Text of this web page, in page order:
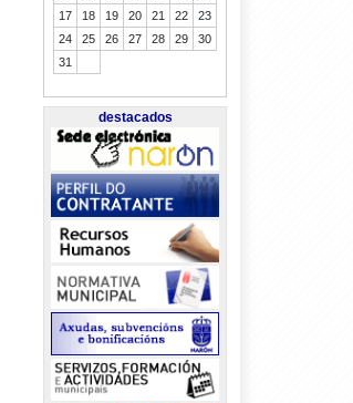
17
18 19 20 21 22
23
24
25 26 27 28 29
30
31
destacados